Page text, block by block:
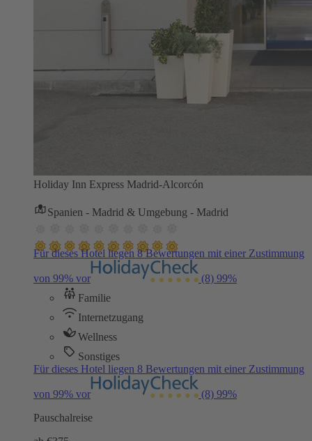
Holiday Inn Express Madrid-Alcorcón
Spanien - Madrid & Umgebung - Madrid
Für dieses Hotel liegen 8 Bewertungen mit einer Zustimmung
von 99% vor (8) 99%
Familie
Internetzugang
Wellness
Sonstiges
Für dieses Hotel liegen 8 Bewertungen mit einer Zustimmung
von 99% vor (8) 99%
Pauschalreise